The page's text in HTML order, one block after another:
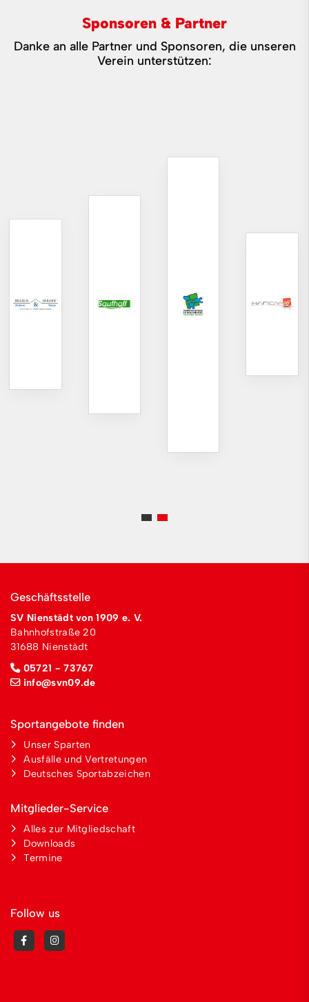
Sponsoren & Partner
Danke an alle Partner und Sponsoren, die unseren
Verein unterstützen:
Geschäftsstelle
SV Nienstädt von 1909 e. V.
Bahnhofstraße 20
31688 Nienstädt
05721 - 73767
info@svn09.de
Sportangebote finden
Unser Sparten
Ausfälle und Vertretungen
Deutsches Sportabzeichen
Mitglieder-Service
Alles zur Mitgliedschaft
Downloads
Termine
Follow us